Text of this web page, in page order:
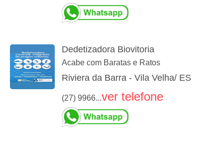
Dedetizadora Biovitoria
Acabe com Baratas e Ratos
Riviera da Barra - Vila Velha/ ES
(27) 9966...ver telefone